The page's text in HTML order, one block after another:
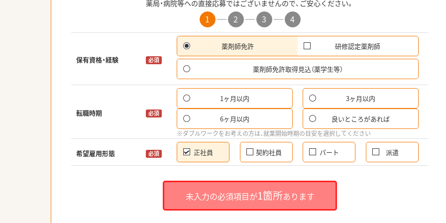
薬局・病院等への直接応募ではございませんので、ご安心ください。
1 2 3 4
保有資格・経験 必須
薬剤師免許 研修認定薬剤師
薬剤師免許取得見込（薬学生等）
転職時期 必須
1ヶ月以内 3ヶ月以内
6ヶ月以内 良いところがあれば
※ダブルワークをお考えの方は、就業開始時期の目安を選択してください
希望雇用形態 必須 正社員 契約社員 パート 派遣
未入力の必須項目が1箇所あります